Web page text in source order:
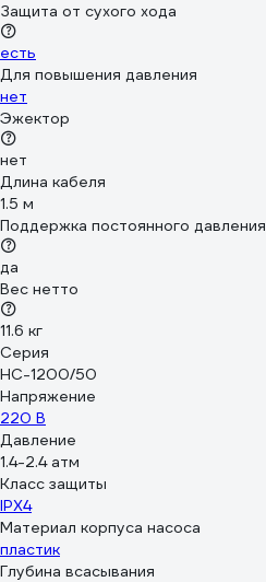
Защита от сухого хода
есть
Для повышения давления
нет
Эжектор
нет
Длина кабеля
1.5 м
Поддержка постоянного давления
да
Вес нетто
11.6 кг
Серия
НС-1200/50
Напряжение
220 В
Давление
1.4-2.4 атм
Класс защиты
IPX4
Материал корпуса насоса
пластик
Глубина всасывания